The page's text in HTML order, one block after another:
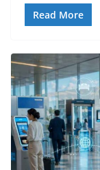
Read More